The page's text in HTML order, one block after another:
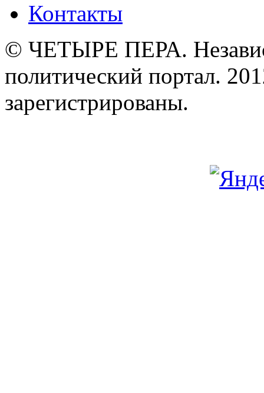
Контакты
© ЧЕТЫРЕ ПЕРА.
политический портал.
зарегистрированы.